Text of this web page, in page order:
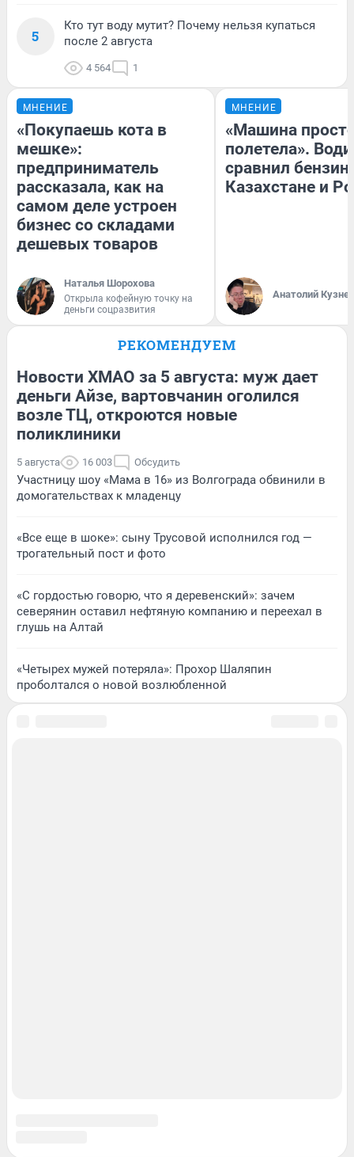
5
Кто тут воду мутит? Почему нельзя купаться
после 2 августа
4 564 1
МНЕНИЕ
«Покупаешь кота в
мешке»:
предприниматель
рассказала, как на
самом деле устроен
бизнес со складами
дешевых товаров
Наталья Шорохова
Открыла кофейную точку на
деньги соцразвития
МНЕНИЕ
«Машина
полетела».
сравнил бензин
Казахстане и
Анатолий
РЕКОМЕНДУЕМ
Новости ХМАО за 5 августа: муж дает
деньги Айзе, вартовчанин оголился
возле ТЦ, откроются новые
поликлиники
5 августа 16 003 Обсудить
Участницу шоу «Мама в 16» из Волгограда обвинили в
домогательствах к младенцу
«Все еще в шоке»: сыну Трусовой исполнился год —
трогательный пост и фото
«С гордостью говорю, что я деревенский»: зачем
северянин оставил нефтяную компанию и переехал в
глушь на Алтай
«Четырех мужей потеряла»: Прохор Шаляпин
проболтался о новой возлюбленной